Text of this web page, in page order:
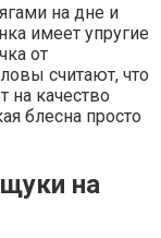
на дне и
имеет упругие
от
считают, что
на качество
блесна просто
на